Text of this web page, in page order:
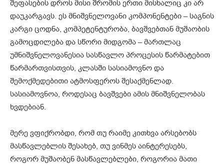
შეფასების დროს მისი შრომის ერთი მისხალიც კი არ
დაუკარგავს. ეს მნიშვნელოვანი კომპონენტები – საგნის
კარგი ცოდნა, კომპეტენტურობა, ბავშვებთან მუშაობის
გამოცდილება და სწორი მიდგომა – მართლაც
უმნიშვნელოვანესია სასწავლო პროცესის წარმატებით
წარმართვისთვის, კლასში სასიამოვნო და
შემოქმედებითი ატმოსფეროს შესაქმენლად.
სასიამოვნოა, როდესაც ბავშვები ამის მნიშვნელობას
ხვდებიან.
მერე ვფიქრობდი, რომ თუ რაიმე კითხვა არსებობს
მასწავლებლის შესახებ, თუ ვინმეს აინტერესებს,
როგორ მუშაობენ მასწავლებლები, როგორია მათი